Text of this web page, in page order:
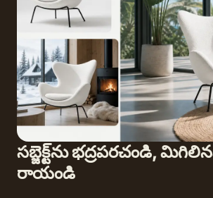
సబ్జెక్ట్‌ను భద్రపరచండి,
రాయండి